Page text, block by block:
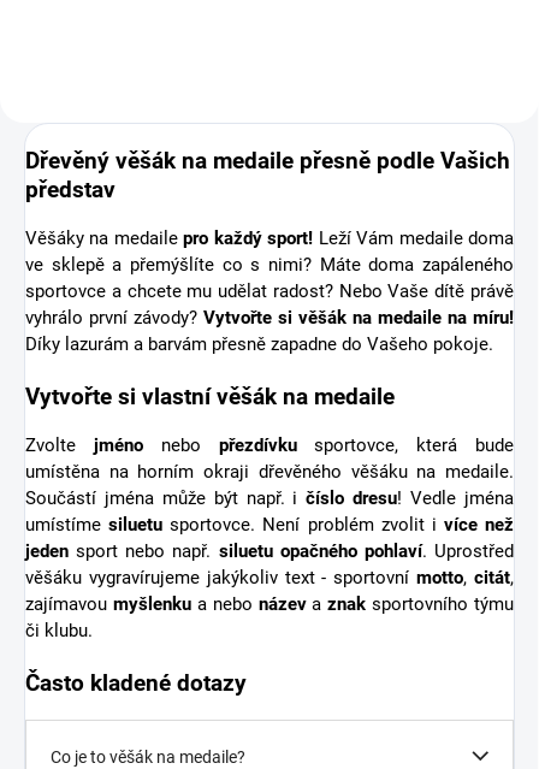
Dřevěný věšák na medaile přesně podle Vašich
představ
Věšáky na medailepro každý sport! Leží Vám medaile doma
ve sklepě a přemýšlíte co s nimi? Máte doma zapáleného
sportovce a chcete mu udělat radost? Nebo Vaše dítě právě
vyhrálo první závody? Vytvořte si věšák na medaile na míru!
Díky lazurám a barvám přesně zapadne do Vašeho pokoje.
Vytvořte si vlastní věšák na medaile
Zvolte jménonebo přezdívkusportovce, která bude
umístěna na horním okraji dřevěného věšáku na medaile.
Součástí jména může být např. ičíslo dresu! Vedle jména
umístímesiluetu sportovce. Není problém zvolit i více než
jeden sport nebo např. siluetu opačného pohlaví. Uprostřed
věšáku vygravírujeme jakýkoliv text - sportovnímotto,citát,
zajímavou myšlenkua nebo názevaznak sportovního týmu
či klubu.
Často kladené dotazy
Co je to věšák na medaile?